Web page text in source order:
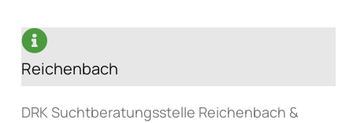
Reichenbach
DRK Suchtberatungsstelle Reichenbach &